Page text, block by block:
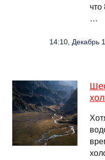
что
…
14:10, Декабрь